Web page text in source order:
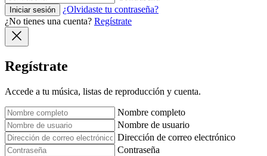
Iniciar sesión
¿Olvidaste tu contraseña?
¿No tienes una cuenta? Regístrate
Regístrate
Accede a tu música, listas de reproducción y cuenta.
Nombre completo
Nombre de usuario
Dirección de correo electrónico
Contraseña